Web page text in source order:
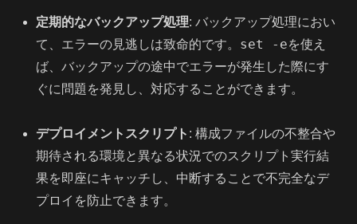
定期的なバックアップ処理: バックアップ処理におい
て、エラーの見逃しは致命的です。 set -eを使え
ば、バックアップの途中でエラーが発生した際にす
ぐに問題を発見し、対応することができます。
デプロイメントスクリプト : 構成ファイルの不整合や
期待される環境と異なる状況でのスクリプト実行結
果を即座にキャッチし、中断することで不完全なデ
プロイを防止できます。